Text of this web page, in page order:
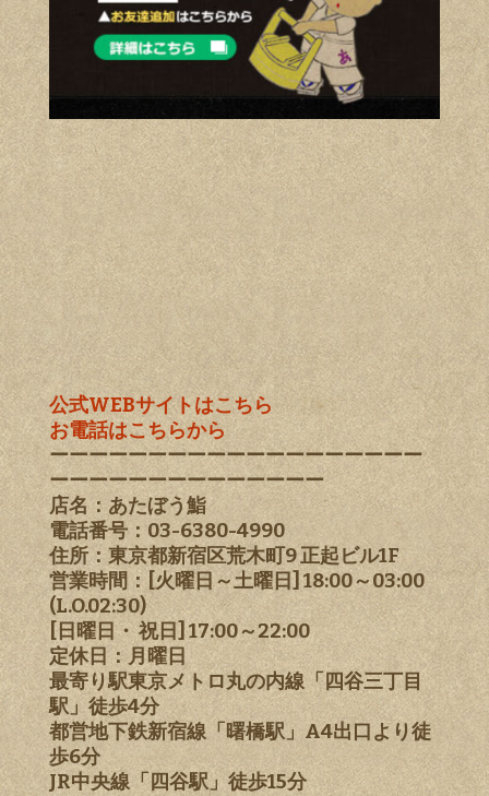
公式WEBサイトはこちら
お電話はこちらから
ーーーーーーーーーーーーーーーーーーー
ーーーーーーーーーーーーーー
店名：あたぼう鮨
電話番号：03-6380-4990
住所：東京都新宿区荒木町9 正起ビル1F
営業時間：[火曜日～土曜日] 18:00～03:00
(L.O.02:30)
[日曜日・ 祝日] 17:00～22:00
定休日：月曜日
最寄り駅東京メトロ丸の内線「四谷三丁目
駅」徒歩4分
都営地下鉄新宿線「曙橋駅」A4出口より徒
歩6分
JR中央線「四谷駅」徒歩15分